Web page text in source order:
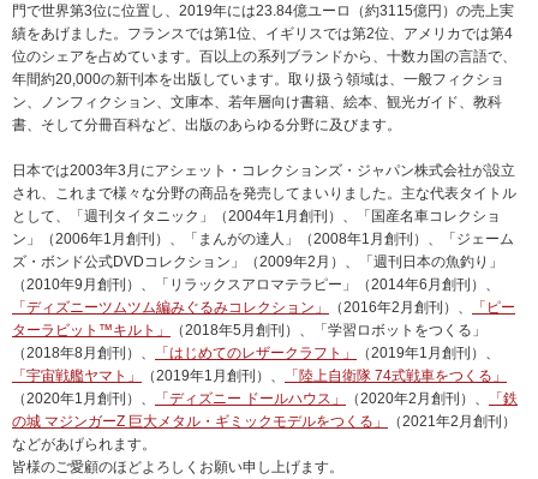
門で世界第3位に位置し、2019年には23.84億ユーロ（約3115億円）の売上実
績をあげました。フランスでは第1位、イギリスでは第2位、アメリカでは第4
位のシェアを占めています。百以上の系列ブランドから、十数カ国の言語で、
年間約20,000の新刊本を出版しています。取り扱う領域は、一般フィクショ
ン、ノンフィクション、文庫本、若年層向け書籍、絵本、観光ガイド、教科
書、そして分冊百科など、出版のあらゆる分野に及びます。
日本では2003年3月にアシェット・コレクションズ・ジャパン株式会社が設立
され、これまで様々な分野の商品を発売してまいりました。主な代表タイトル
として、「週刊タイタニック」（2004年1月創刊）、「国産名車コレクショ
ン」（2006年1月創刊）、「まんがの達人」（2008年1月創刊）、「ジェーム
ズ・ボンド公式DVDコレクション」（2009年2月）、「週刊日本の魚釣り」
（2010年9月創刊）、「リラックスアロマテラピー」（2014年6月創刊）、
「ディズニーツムツム編みぐるみコレクション」
（2016年2月創刊）、
「ピー
ターラビット™キルト」
（2018年5月創刊）、「学習ロボットをつくる」
（2018年8月創刊）、
「はじめてのレザークラフト」
（2019年1月創刊）、
「宇宙戦艦ヤマト」
（2019年1月創刊）、
「陸上自衛隊 74式戦車をつくる」
（2020年1月創刊）、
「ディズニー ドールハウス」 （2020年2月創刊）、
「鉄
の城 マジンガーZ 巨大メタル・ギミックモデルをつくる」
（2021年2月創刊）
などがあげられます。
皆様のご愛顧のほどよろしくお願い申し上げます。